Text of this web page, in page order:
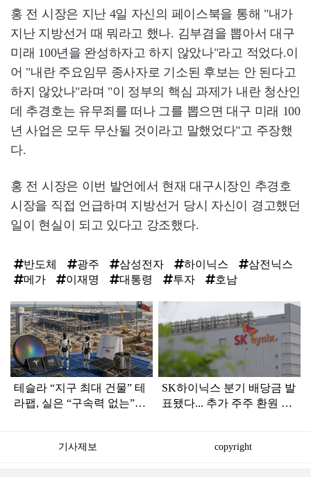
홍 전 시장은 지난 4일 자신의 페이스북을 통해 "내가
지난 지방선거 때 뭐라고 했나. 김부겸을 뽑아서 대구
미래 100년을 완성하자고 하지 않았나"라고 적었다.이
어 "내란 주요임무 종사자로 기소된 후보는 안 된다고
하지 않았나"라며 "이 정부의 핵심 과제가 내란 청산인
데 추경호는 유무죄를 떠나 그를 뽑으면 대구 미래 100
년 사업은 모두 무산될 것이라고 말했었다"고 주장했
다.
홍 전 시장은 이번 발언에서 현재 대구시장인 추경호
시장을 직접 언급하며 지방선거 당시 자신이 경고했던
일이 현실이 되고 있다고 강조했다.
반도체 광주 삼성전자 하이닉스
삼전닉스
메가
이재명 대통령 투자 호남
탑
라
인
테슬라 “지구 최대 건물” 테
라팹, 실은 “구속력 없는”
SK하이닉스 분기 배당금 발
표됐다... 추가 주주 환원 방
기사제보 copyright